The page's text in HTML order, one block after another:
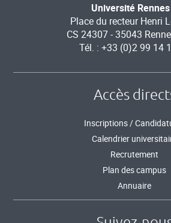
Université
Place du recteur Henri
CS 24307 - 35043
Tél. : +33 (0)2 99 14
Accès
Inscriptions /
Calendrier
Recrutement
Plan des campus
Annuaire